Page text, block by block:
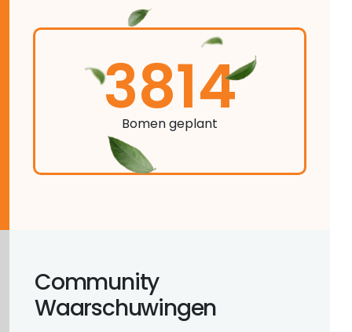
3814
Bomen geplant
Community
Waarschuwingen